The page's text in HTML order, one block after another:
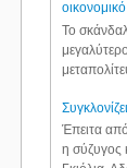
Το
Έπειτα
η σύζυγος